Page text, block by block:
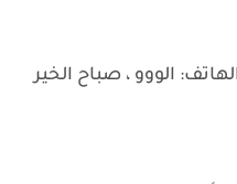
الووو ، صباح الخير